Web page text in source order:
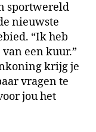
sportwereld
nieuwste
“Ik heb
een kuur.”
krijg je
vragen te
jou het